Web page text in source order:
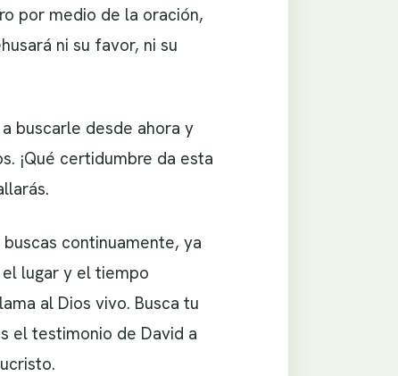
por medio de la oración,
ni su favor, ni su
buscarle desde ahora y
¡Qué certidumbre da esta
continuamente, ya
lugar y el tiempo
al Dios vivo. Busca tu
el testimonio de David a